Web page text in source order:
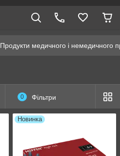
Продукти медичного і немедичного
0 Фільтри
Новинка